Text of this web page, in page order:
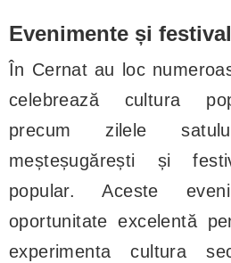
Evenimente și
În Cernat au loc
celebrează cultura
precum zilele
meșteșugărești și
popular. Aceste
oportunitate excelentă
experimenta cultura